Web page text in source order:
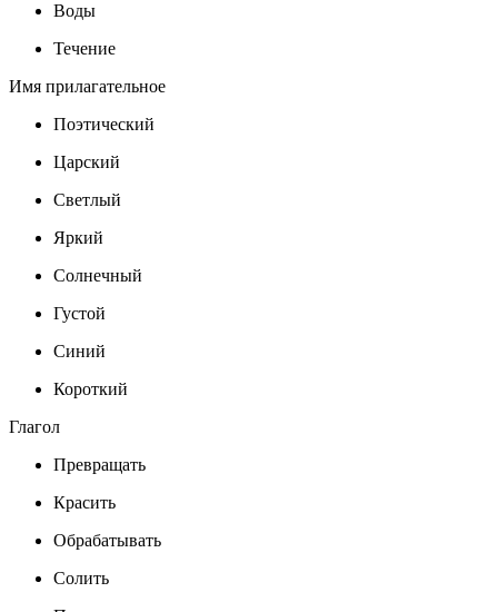
Воды
Течение
Имя прилагательное
Поэтический
Царский
Светлый
Яркий
Солнечный
Густой
Синий
Короткий
Глагол
Превращать
Красить
Обрабатывать
Солить